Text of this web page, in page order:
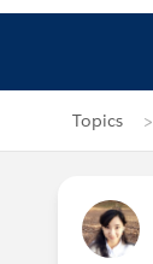
Topics